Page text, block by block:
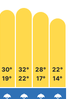
30°
19°
32°
22°
28°
17°
22°
14°